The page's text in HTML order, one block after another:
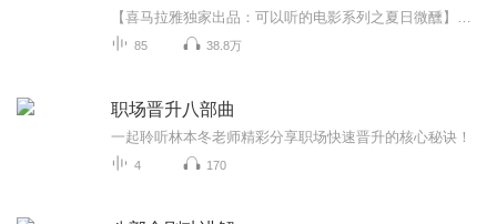
85 38.8万
职场晋升八部曲
一起聆听林本冬老师精彩分享职场快速晋升的核心秘诀！
4 170